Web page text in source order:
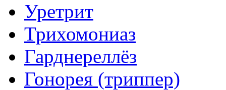
Уретрит
Трихомониаз
Гарднереллёз
Гонорея (триппер)